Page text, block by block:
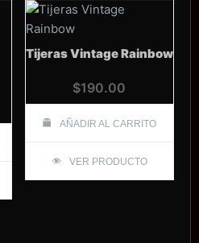
Tijeras Vintage Rainbow
$190.00
AÑADIR AL CARRITO
VER PRODUCTO